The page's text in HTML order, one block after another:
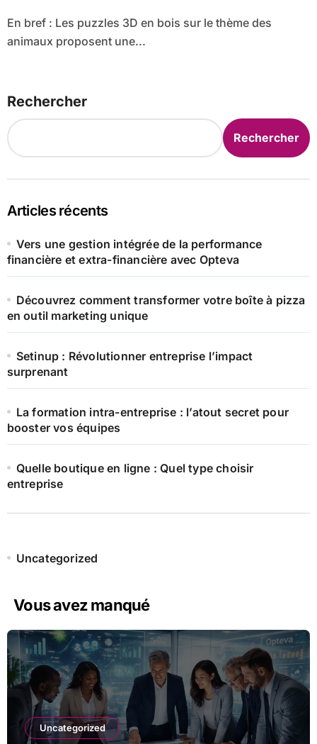
En bref : Les puzzles 3D en bois sur le thème des
animaux proposent une...
Rechercher
Rechercher
Articles récents
Vers une gestion intégrée de la performance
financière et extra-financière avec Opteva
Découvrez comment transformer votre boîte à pizza
en outil marketing unique
Setinup : Révolutionner entreprise l’impact
surprenant
La formation intra-entreprise : l’atout secret pour
booster vos équipes
Quelle boutique en ligne : Quel type choisir
entreprise
Uncategorized
Vous avez manqué
Uncategorized